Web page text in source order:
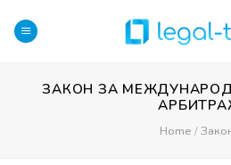
content
ЗАКОН ЗА
Home /